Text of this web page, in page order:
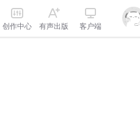
创作中心 有声出版 客户端